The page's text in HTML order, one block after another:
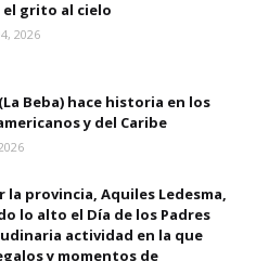
grito al cielo
2026
Beba) hace historia en los
y del Caribe
la provincia, Aquiles Ledesma,
lo alto el Día de los Padres
actividad en la que
y momentos de